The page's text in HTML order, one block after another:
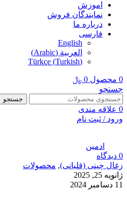
اموزش
نمایندگان فروش
درباره ما
فارسی
English
العربية (
Arabic
)
Türkçe (Turkish)
0 محصول 0 ﷼
جستجو
جستجو
0 علاقه مندی
ورود / ثبت نام
ادمین
0 دیدگاه
زغال چینی (قلیانی), محصولات
ژانویه 25, 2025
11 دسامبر 2024